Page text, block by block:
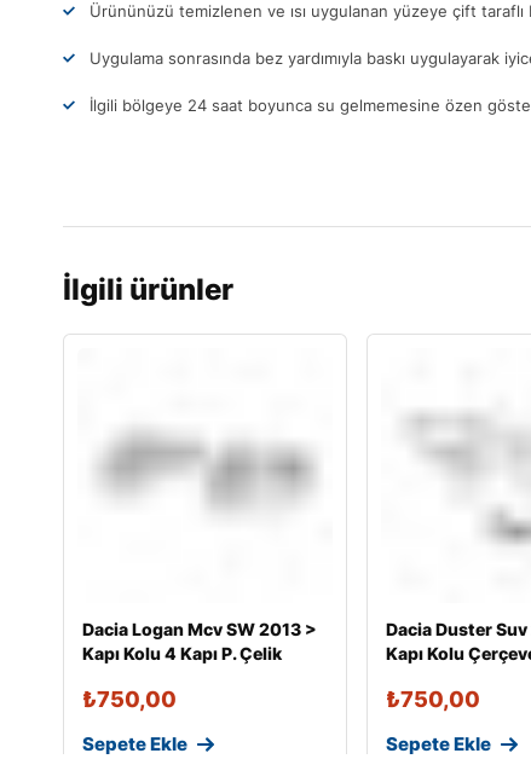
Ürününüzü temizlenen ve ısı uygulanan yüzeye çift
Uygulama sonrasında bez yardımıyla baskı uygulayarak
İlgili bölgeye 24 saat boyunca su gelmemesine özen
İlgili ürünler
Dacia Logan Mcv SW 2013 >
Kapı Kolu 4 Kapı P. Çelik
₺750,00
Sepete Ekle
Dacia Duster
Kapı Kolu
₺750,00
Sepete Ekle